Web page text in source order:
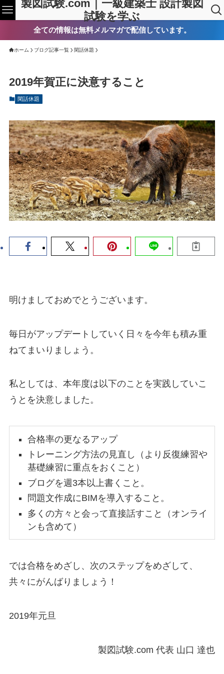
製図試験.com｜一級建築士 設計製図
試験を学ぶ
全ての情報は無料メルマガで配信しています。
ホーム ブログ記事一覧 閑話休題
2019年賀正に決意すること
閑話休題
明けましておめでとうございます。
毎日がアップデートしていく日々を今年も積み重
ねてまいりましょう。
私としては、本年度は以下のことを実践していこ
うとを決意しました。
合格率の更なるアップ
トレーニング方法の見直し（より反復練習や
基礎練習に重点をおくこと）
ブログを週3本以上書くこと。
問題文作成にBIMを導入すること。
多くの方々と会って直接話すこと（オンライ
ンも含めて）
では合格をめざし、次のステップをめざして、
共々にがんばりましょう！
2019年元旦
製図試験.com 代表 山口 達也